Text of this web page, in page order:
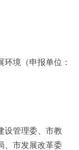
境（申报单位：
管理委、市教
、市发展改革委